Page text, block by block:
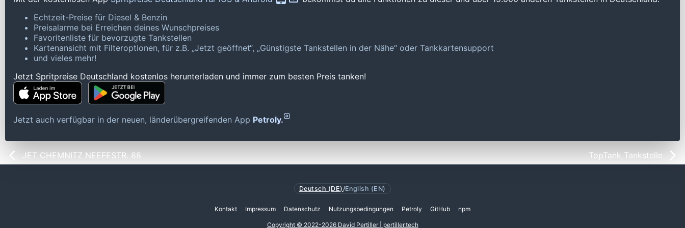
Echtzeit-Preise für Diesel & Benzin
Preisalarme bei Erreichen deines Wunschpreises
Favoritenliste für bevorzugte Tankstellen
Kartenansicht mit Filteroptionen, für z.B. „Jetzt geöffnet“, „Günstigste Tankstellen in der Nähe“ oder Tankkartensupport
und vieles mehr!
Jetzt Spritpreise Deutschland kostenlos herunterladen und immer zum besten Preis tanken!
Jetzt auch verfügbar in der neuen, länderübergreifenden App Petroly.
JET CHEMNITZ NEEFESTR. 88 TopTank Tankstelle
Deutsch (DE) /English (EN)
Kontakt Impressum Datenschutz Nutzungsbedingungen Petroly GitHub npm
Copyright © 2022-2026 David Pertiller | pertiller.tech